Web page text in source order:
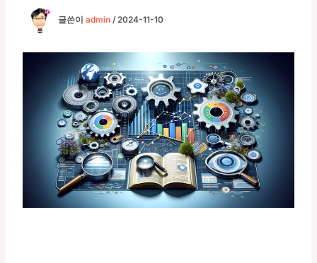
글쓴이 admin /2024-11-10